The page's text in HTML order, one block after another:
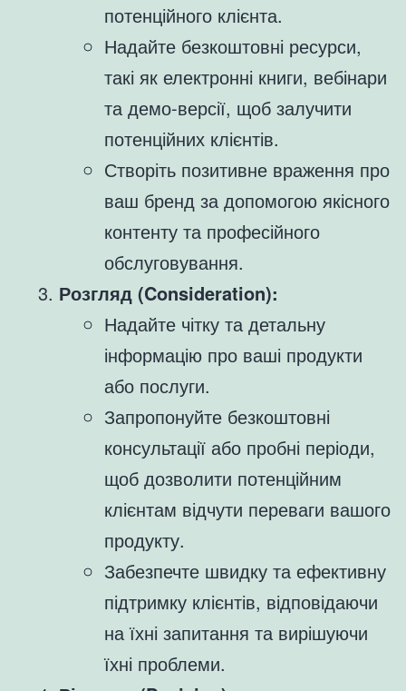
потенційного клієнта.
Надайте безкоштовні ресурси,
такі як електронні книги, вебінари
та демо-версії, щоб залучити
потенційних клієнтів.
Створіть позитивне враження про
ваш бренд за допомогою якісного
контенту та професійного
обслуговування.
Розгляд (Consideration):
Надайте чітку та детальну
інформацію про ваші продукти
або послуги.
Запропонуйте безкоштовні
консультації або пробні періоди,
щоб дозволити потенційним
клієнтам відчути переваги вашого
продукту.
Забезпечте швидку та ефективну
підтримку клієнтів, відповідаючи
на їхні запитання та вирішуючи
їхні проблеми.